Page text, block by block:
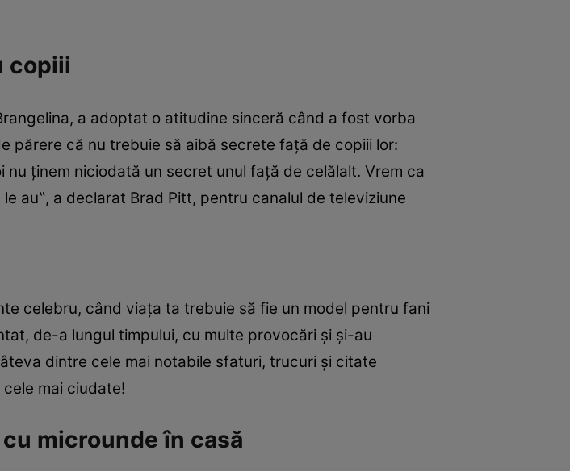
copiii
a adoptat o atitudine sinceră când a fost vorba
părere că nu trebuie să aibă secrete faţă de copiii lor:
nu ţinem niciodată un secret unul faţă de celălalt. Vrem ca
au‟, a declarat Brad Pitt, pentru canalul de televiziune
celebru, când viaţa ta trebuie să fie un model pentru fani
de-a lungul timpului, cu multe provocări şi şi-au
dintre cele mai notabile sfaturi, trucuri şi citate
mai ciudate!
microunde în casă